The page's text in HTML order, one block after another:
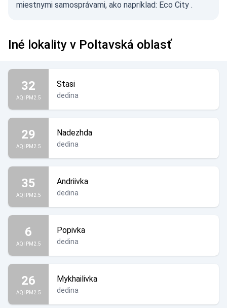
miestnymi samosprávami, ako napríklad: Eco City .
Iné lokality v Poltavská oblasť
32
AQI PM2.5
Stasi
dedina
29
AQI PM2.5
Nadezhda
dedina
35
AQI PM2.5
Andriivka
dedina
6
AQI PM2.5
Popivka
dedina
26
AQI PM2.5
Mykhailivka
dedina